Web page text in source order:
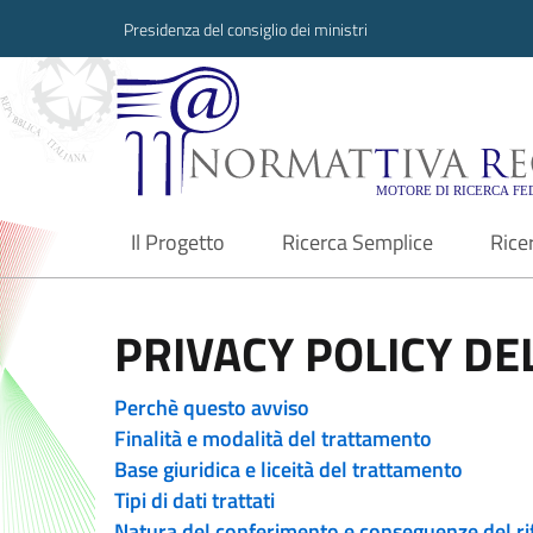
Presidenza del consiglio dei ministri
Normattiva
Il Progetto
current Ricerca Semplice
PRIVACY POLICY
Perchè questo avviso
Finalità e modalità del trattamento
Base giuridica e liceità del trattamento
Tipi di dati trattati